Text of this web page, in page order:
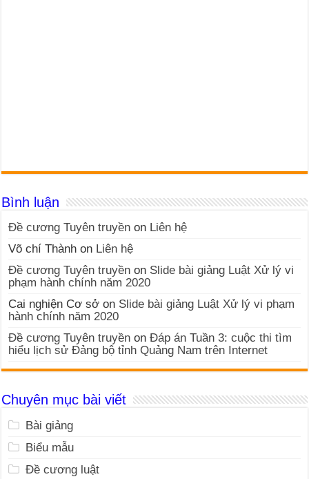
Bình luận
Đề cương Tuyên truyền on Liên hệ
Võ chí Thành on Liên hệ
Đề cương Tuyên truyền on Slide bài giảng Luật Xử lý vi
phạm hành chính năm 2020
Cai nghiện Cơ sở on Slide bài giảng Luật Xử lý vi phạm
hành chính năm 2020
Đề cương Tuyên truyền onĐáp án Tuần 3: cuộc thi tìm
hiểu lịch sử Đảng bộ tỉnh Quảng Nam trên Internet
Chuyên mục bài viết
Bài giảng
Biểu mẫu
Đề cương luật